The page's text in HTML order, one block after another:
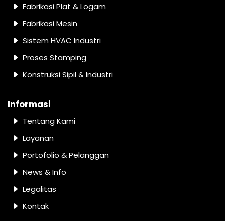
Fabrikasi Plat & Logam
Fabrikasi Mesin
Sistem HVAC Industri
Proses Stamping
Konstruksi Sipil & Industri
Informasi
Tentang Kami
Layanan
Portofolio & Pelanggan
News & Info
Legalitas
Kontak